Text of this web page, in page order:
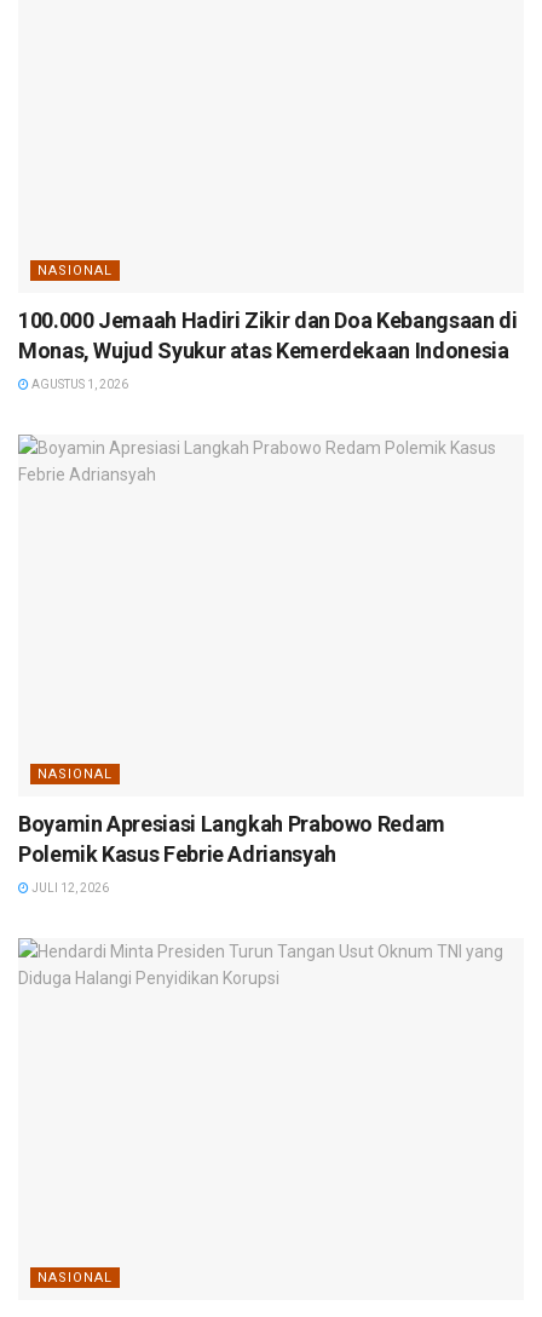
NASIONAL
100.000 Jemaah Hadiri Zikir dan Doa Kebangsaan di
Monas, Wujud Syukur atas Kemerdekaan Indonesia
AGUSTUS 1, 2026
NASIONAL
Boyamin Apresiasi Langkah Prabowo Redam
Polemik Kasus Febrie Adriansyah
JULI 12, 2026
NASIONAL